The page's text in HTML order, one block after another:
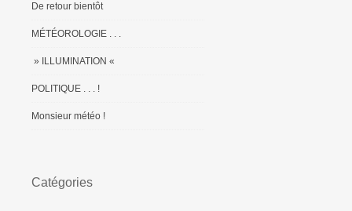
De retour bientôt
MÉTÉOROLOGIE . . .
» ILLUMINATION «
POLITIQUE . . . !
Monsieur météo !
Catégories